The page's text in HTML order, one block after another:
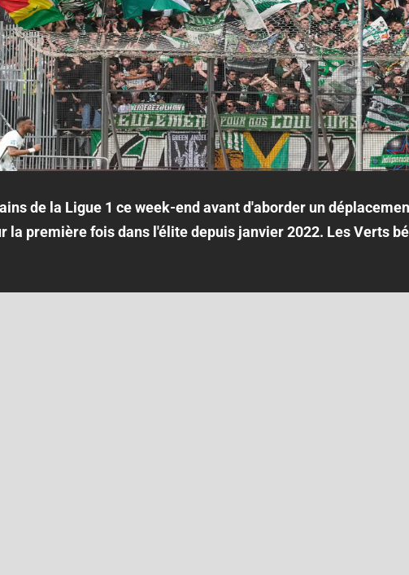
de la Ligue 1 ce week-end avant d'aborder un
la première fois dans l'élite depuis janvier 2022. Les Verts